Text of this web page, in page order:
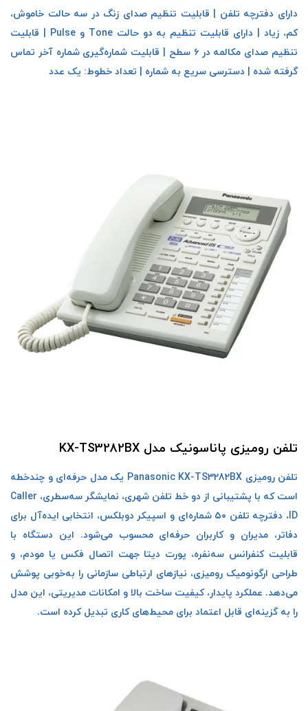
دارای دفترچه تلفن | قابلیت تنظیم صدای زنگ در سه حالت خاموش،
کم، زیاد | دارای قابلیت تنظیم به دو حالت Tone و Pulse | قابلیت
تنظیم صدای مکالمه در ۶ سطح | قابلیت شماره‌گیری شماره آخر تماس
گرفته شده | دسترسی سریع به شماره | تعداد خطوط: یک عدد
تلفن رومیزی پاناسونیک مدل KX-TS3282BX
تلفن رومیزی Panasonic KX-TS3282BX یک مدل حرفه‌ای و چندخطه
است که با پشتیبانی از دو خط تلفن شهری، نمایشگر سه‌سطری، Caller
ID، دفترچه تلفن ۵۰ شماره‌ای و اسپیکر دوبلکس، انتخابی ایده‌آل برای
دفاتر، مدیران و کاربران حرفه‌ای محسوب می‌شود. این دستگاه با
قابلیت کنفرانس سه‌نفره، پورت دیتا جهت اتصال فکس یا مودم، و
طراحی ارگونومیک رومیزی، نیازهای ارتباطی سازمانی را به‌خوبی پوشش
می‌دهد. عملکرد پایدار، کیفیت ساخت بالا و امکانات مدیریتی، این مدل
را به گزینه‌ای قابل اعتماد برای محیط‌های کاری تبدیل کرده است.